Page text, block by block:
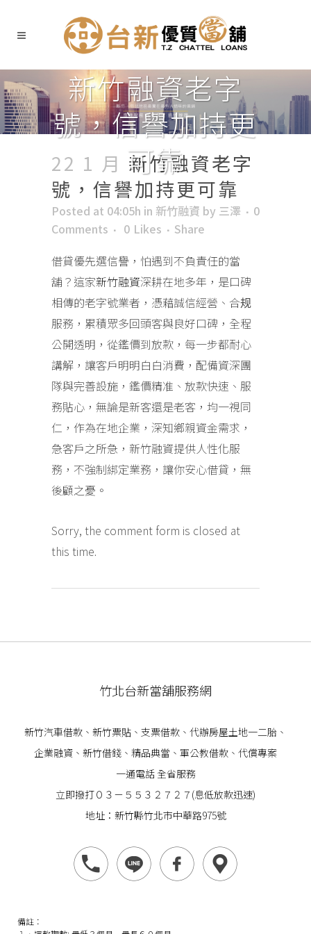
新竹融資老字
號，信譽加持更
可靠
22 1 月 新竹融資老字
號，信譽加持更可靠
Posted at 04:05h in 新竹融資 by 三澤
0
Comments
0 Likes
Share
借貸優先選信譽，怕遇到不負責任的當
舖？這家新竹融資深耕在地多年，是口碑
相傳的老字號業者，憑藉誠信經營、合规
服務，累積眾多回頭客與良好口碑，全程
公開透明，從鑑價到放款，每一步都耐心
講解，讓客戶明明白白消費，配備資深團
隊與完善設施，鑑價精准、放款快速、服
務貼心，無論是新客還是老客，均一視同
仁，作為在地企業，深知鄉親資金需求，
急客戶之所急，新竹融資提供人性化服
務，不強制綁定業務，讓你安心借貸，無
後顧之憂。
Sorry, the comment form is closed at
this time.
竹北台新當舖服務網
新竹汽車借款 、 新竹票貼 、支票借款、代辦房屋土地一二胎、
企業融資 、 新竹借錢 、精品典當、軍公教借款、代償專案
一通電話 全省服務
立即撥打０３－５５３２７２７(息低放款迅速)
地址：新竹縣竹北市中華路975號
備註：